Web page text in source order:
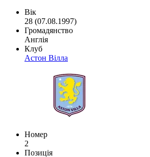
Вік
28 (07.08.1997)
Громадянство
Англія
Клуб
Астон Вілла
Номер
2
Позиція